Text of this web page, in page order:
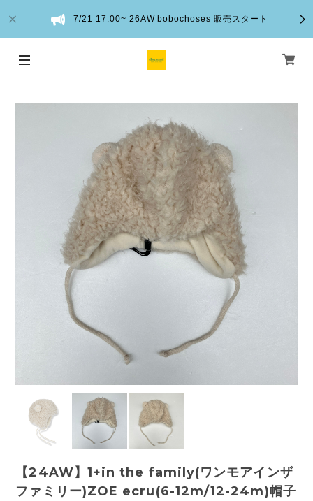
7/21 17:00~ 26AW bobochoses 販売スタート
【24AW】1+in the family(ワンモアインザ
ファミリー)ZOE ecru(6-12m/12-24m)帽子